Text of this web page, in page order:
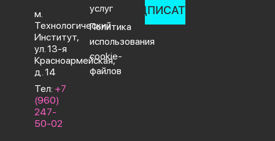
м.
Технологический
Институт,
ул. 13-я
Красноармейская,
д. 14
Тел: +7
(960)
247-
50-02
услуг
Политика
использования
cookie-
файлов
ПОДПИСАТЬСЯ